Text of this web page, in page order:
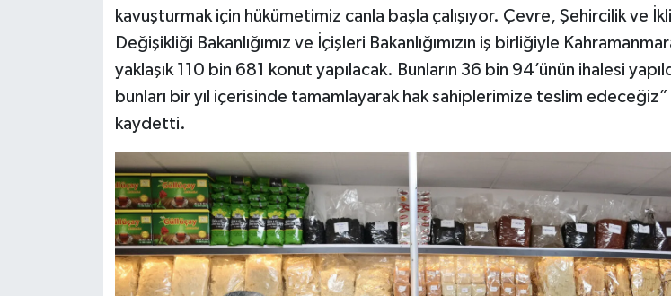
kavuşturmak için hükümetimiz canla başla çalışıyor. Çevre, Şehircilik ve
Değişikliği Bakanlığımız ve İçişleri Bakanlığımızın iş birliğiyle
yaklaşık 110 bin 681 konut yapılacak. Bunların 36 bin 94’ünün ihalesi
bunları bir yıl içerisinde tamamlayarak hak sahiplerimize teslim
kaydetti.